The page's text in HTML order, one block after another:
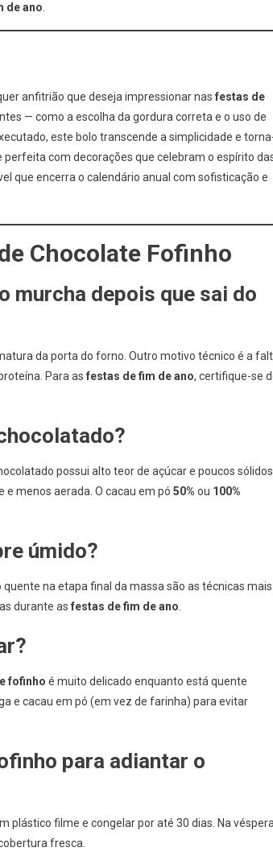
de ano
anfitrião que deseja impressionar nas festas de
— como a escolha da gordura correta e o uso de
este bolo transcende a simplicidade e
com decorações que celebram o espírito
que encerra o calendário anual com sofisticação e
Chocolate Fofinho
murcha depois que sai do
da porta do forno. Outro motivo técnico é a
Para as festas de fim de ano, certifique-se
possui alto teor de açúcar e poucos sólidos
menos aerada. O cacau em pó 50% ou 100%
úmido?
na etapa final da massa são as técnicas mais
durante as festas de fim de ano
fofinho é muito delicado enquanto está quente
e cacau em pó (em vez de farinha) para evitar
para adiantar o
plástico filme e congelar por até 30 dias. Na
fresca.